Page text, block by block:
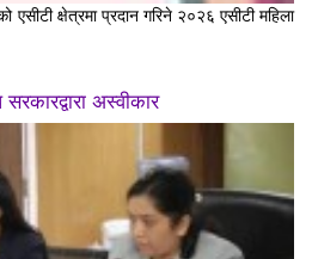
क्षेत्रमा प्रदान गरिने २०२६ एसीटी महिला
अस्वीकार